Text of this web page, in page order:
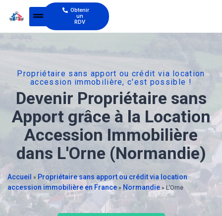
Obtenir
un
RDV
Propriétaire sans apport ou crédit via location
accession immobilière, c'est possible !
Devenir Propriétaire sans
Apport grâce à la Location
Accession Immobilière
dans L'Orne (Normandie)
Accueil » Propriétaire sans apport ou crédit via location
accession immobilière en France » Normandie » L’Orne